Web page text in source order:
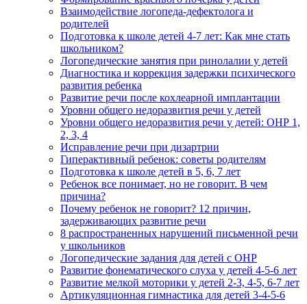
Взаимодействие логопеда-дефектолога и
родителей
Подготовка к школе детей 4-7 лет: Как мне стать
школьником?
Логопедические занятия при ринолалии у детей
Диагностика и коррекция задержки психического
развития ребенка
Развитие речи после кохлеарной имплантации
Уровни общего недоразвития речи у детей
Уровни общего недоразвития речи у детей: ОНР 1,
2, 3, 4
Исправление речи при дизартрии
Гиперактивный ребенок: советы родителям
Подготовка к школе детей в 5, 6, 7 лет
Ребенок все понимает, но не говорит. В чем
причина?
Почему ребенок не говорит? 12 причин,
задерживающих развитие речи
8 распространенных нарушений письменной речи
у школьников
Логопедические задания для детей с ОНР
Развитие фонематического слуха у детей 4-5-6 лет
Развитие мелкой моторики у детей 2-3, 4-5, 6-7 лет
Артикуляционная гимнастика для детей 3-4-5-6